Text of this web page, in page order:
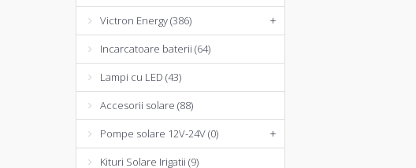
Victron Energy (386)
+
Incarcatoare baterii (64)
Lampi cu LED (43)
Accesorii solare (88)
Pompe solare 12V-24V (0)
+
Kituri Solare Irigatii (9)